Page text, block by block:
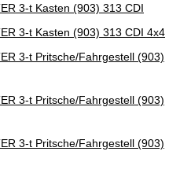
3-t Kasten (903) 313 CDI
3-t Kasten (903) 313 CDI 4x4
3-t Pritsche/Fahrgestell (903)
3-t Pritsche/Fahrgestell (903)
3-t Pritsche/Fahrgestell (903)